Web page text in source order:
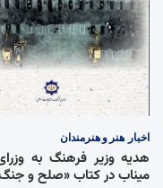
اخبار هنر و هنرمندان
هدیه وزیر فرهنگ به
میناب در کتاب «صلح و